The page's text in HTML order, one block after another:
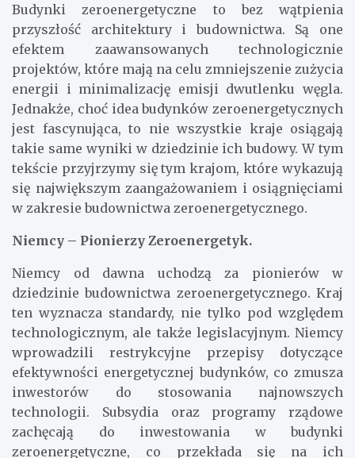
Budynki zeroenergetyczne to bez wątpienia
przyszłość architektury i budownictwa. Są one
efektem zaawansowanych technologicznie
projektów, które mają na celu zmniejszenie zużycia
energii i minimalizację emisji dwutlenku węgla.
Jednakże, choć idea budynków zeroenergetycznych
jest fascynująca, to nie wszystkie kraje osiągają
takie same wyniki w dziedzinie ich budowy. W tym
tekście przyjrzymy się tym krajom, które wykazują
się największym zaangażowaniem i osiągnięciami
w zakresie budownictwa zeroenergetycznego.
Niemcy – Pionierzy Zeroenergetyk.
Niemcy od dawna uchodzą za pionierów w
dziedzinie budownictwa zeroenergetycznego. Kraj
ten wyznacza standardy, nie tylko pod względem
technologicznym, ale także legislacyjnym. Niemcy
wprowadzili restrykcyjne przepisy dotyczące
efektywności energetycznej budynków, co zmusza
inwestorów do stosowania najnowszych
technologii. Subsydia oraz programy rządowe
zachęcają do inwestowania w budynki
zeroenergetyczne, co przekłada się na ich